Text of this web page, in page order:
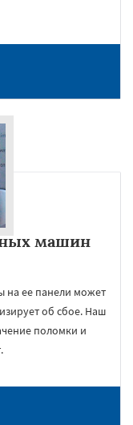
машин
на ее панели может
об сбое. Наш
поломки и